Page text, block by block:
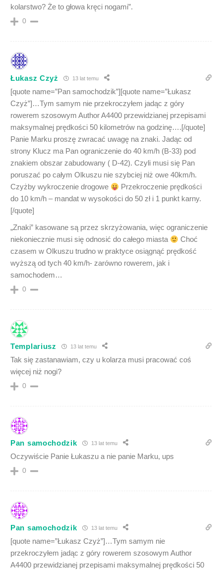
kolarstwo? Że to głowa kręci nogami”.
0
Łukasz Czyż 13 lat temu
[quote name=”Pan samochodzik”][quote name=”Łukasz
Czyż”]…Tym samym nie przekroczyłem jadąc z góry
rowerem szosowym Author A4400 przewidzianej przepisami
maksymalnej prędkości 50 kilometrów na godzinę….[/quote]
Panie Marku proszę zwracać uwagę na znaki. Jadąc od
strony Klucz ma Pan ograniczenie do 40 km/h (B-33) pod
znakiem obszar zabudowany ( D-42). Czyli musi się Pan
poruszać po całym Olkuszu nie szybciej niż owe 40km/h.
Czyżby wykroczenie drogowe
Przekroczenie prędkości
do 10 km/h – mandat w wysokości do 50 zł i 1 punkt karny.
[/quote]
„Znaki” kasowane są przez skrzyżowania, więc ograniczenie
niekoniecznie musi się odnosić do całego miasta
Choć
czasem w Olkuszu trudno w praktyce osiągnąć prędkość
wyższą od tych 40 km/h- zarówno rowerem, jak i
samochodem…
0
Templariusz 13 lat temu
Tak się zastanawiam, czy u kolarza musi pracować coś
więcej niż nogi?
0
Pan samochodzik 13 lat temu
Oczywiście Panie Łukaszu a nie panie Marku, ups
0
Pan samochodzik 13 lat temu
[quote name=”Łukasz Czyż”]…Tym samym nie
przekroczyłem jadąc z góry rowerem szosowym Author
A4400 przewidzianej przepisami maksymalnej prędkości 50